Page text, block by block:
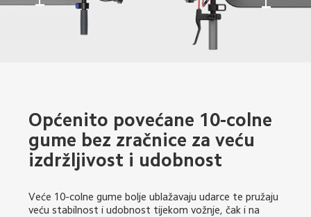
Općenito povećane 10-colne
gume bez zračnice za veću
izdržljivost i udobnost
Veće 10-colne gume bolje ublažavaju udarce te pružaju
veću stabilnost i udobnost tijekom vožnje, čak i na